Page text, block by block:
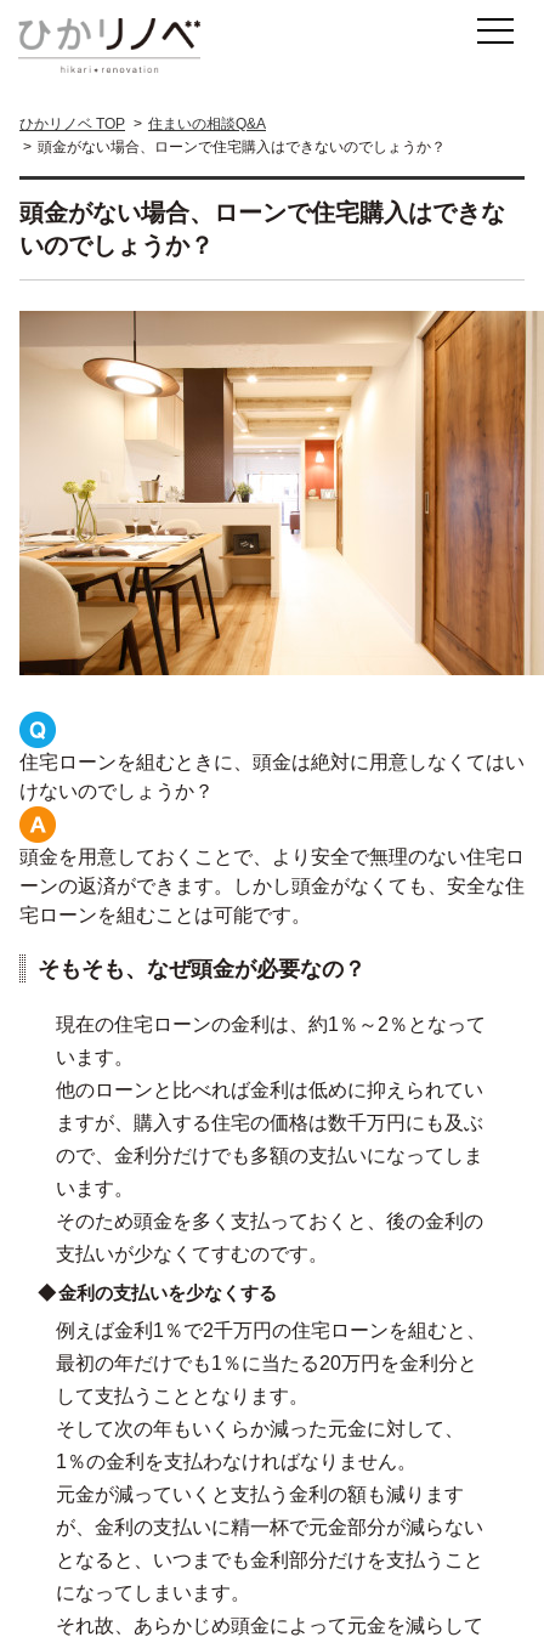
ひかリノベ TOP
住まいの相談Q&A
頭金がない場合、ローンで住宅購入はできないのでしょうか？
頭金がない場合、ローンで住宅購入はできな
いのでしょうか？
住宅ローンを組むときに、頭金は絶対に用意しなくてはい
けないのでしょうか？
頭金を用意しておくことで、より安全で無理のない住宅ロ
ーンの返済ができます。しかし頭金がなくても、安全な住
宅ローンを組むことは可能です。
そもそも、なぜ頭金が必要なの？
現在の住宅ローンの金利は、約1％～2％となって
います。
他のローンと比べれば金利は低めに抑えられてい
ますが、購入する住宅の価格は数千万円にも及ぶ
ので、金利分だけでも多額の支払いになってしま
います。
そのため頭金を多く支払っておくと、後の金利の
支払いが少なくてすむのです。
金利の支払いを少なくする
例えば金利1％で2千万円の住宅ローンを組むと、
最初の年だけでも1％に当たる20万円を金利分と
して支払うこととなります。
そして次の年もいくらか減った元金に対して、
1％の金利を支払わなければなりません。
元金が減っていくと支払う金利の額も減ります
が、金利の支払いに精一杯で元金部分が減らない
となると、いつまでも金利部分だけを支払うこと
になってしまいます。
それ故、あらかじめ頭金によって元金を減らして